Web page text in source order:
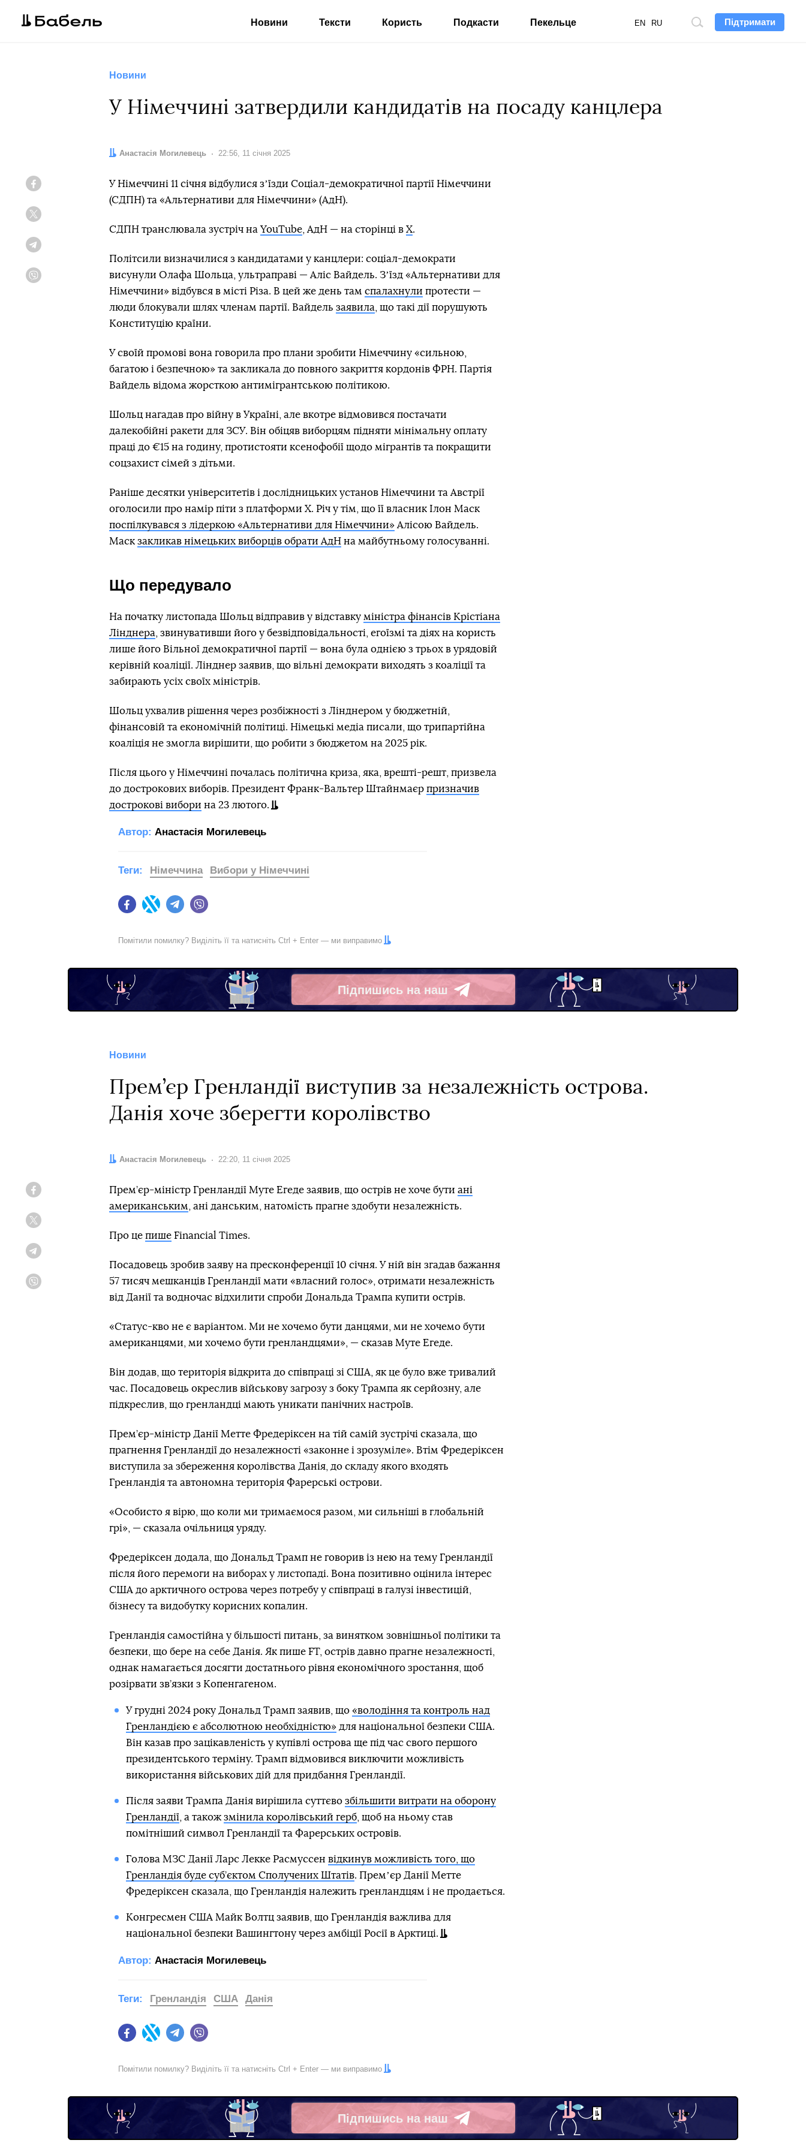
Підтримати
Пошук
EN RU
Новини Тексти Користь Подкасти Пекельце
Новини
У Німеччині затвердили кандидатів на посаду канцлера
Автор:
Анастасія Могилевець Дата:
22:56, 11 січня 2025
У Німеччині 11 січня відбулися зʼїзди Соціал-демократичної партії Німеччини
(СДПН) та «Альтернативи для Німеччини» (АдН).
СДПН транслювала зустріч на YouTube , АдН — на сторінці в X.
Політсили визначилися з кандидатами у канцлери: соціал-демократи
висунули Олафа Шольца, ультраправі — Аліс Вайдель. Зʼїзд «Альтернативи для
Німеччини» відбувся в місті Різа. В цей же день там спалахнули протести —
люди блокували шлях членам партії. Вайдель заявила , що такі дії порушують
Конституцію країни.
У своїй промові вона говорила про плани зробити Німеччину «сильною,
багатою і безпечною» та закликала до повного закриття кордонів ФРН. Партія
Вайдель відома жорсткою антимігрантською політикою.
Шольц нагадав про війну в Україні, але вкотре відмовився постачати
далекобійні ракети для ЗСУ. Він обіцяв виборцям підняти мінімальну оплату
праці до €15 на годину, протистояти ксенофобії щодо мігрантів та покращити
соцзахист сімей з дітьми.
Раніше десятки університетів і дослідницьких установ Німеччини та Австрії
оголосили про намір піти з платформи X. Річ у тім, що її власник Ілон Маск
поспілкувався з лідеркою «Альтернативи для Німеччини» Алісою Вайдель.
Маск закликав німецьких виборців обрати АдН на майбутньому голосуванні.
Що передувало
На початку листопада Шольц відправив у відставку міністра фінансів Крістіана
Лінднера , звинувативши його у безвідповідальності, егоїзмі та діях на користь
лише його Вільної демократичної партії — вона була однією з трьох в урядовій
керівній коаліції. Лінднер заявив, що вільні демократи виходять з коаліції та
забирають усіх своїх міністрів.
Шольц ухвалив рішення через розбіжності з Лінднером у бюджетній,
фінансовій та економічній політиці. Німецькі медіа писали, що трипартійна
коаліція не змогла вирішити, що робити з бюджетом на 2025 рік.
Після цього у Німеччині почалась політична криза, яка, врешті-решт, призвела
до дострокових виборів. Президент Франк-Вальтер Штайнмаєр призначив
дострокові вибори на 23 лютого.
Автор: Анастасія Могилевець
FacebookTwitter Telegram
Теги: Німеччина Вибори у Німеччині
Помітили помилку? Виділіть її та натисніть Ctrl + Enter — ми виправимо
Підпишись на наш
Telegram
Новини
Прем’єр Гренландії виступив за незалежність острова.
Данія хоче зберегти королівство
Автор:
Анастасія Могилевець Дата:
22:20, 11 січня 2025
Прем’єр-міністр Гренландії Муте Егеде заявив, що острів не хоче бути ані
американським , ані данським, натомість прагне здобути незалежність.
Про це пише Financial Times.
Посадовець зробив заяву на пресконференції 10 січня. У ній він згадав бажання
57 тисяч мешканців Гренландії мати «власний голос», отримати незалежність
від Данії та водночас відхилити спроби Дональда Трампа купити острів.
«Статус-кво не є варіантом. Ми не хочемо бути данцями, ми не хочемо бути
американцями, ми хочемо бути гренландцями», — сказав Муте Егеде.
Він додав, що територія відкрита до співпраці зі США, як це було вже тривалий
час. Посадовець окреслив військову загрозу з боку Трампа як серйозну, але
підкреслив, що гренландці мають уникати панічних настроїв.
Прем’єр-міністр Данії Метте Фредеріксен на тій самій зустрічі сказала, що
прагнення Гренландії до незалежності «законне і зрозуміле». Втім Фредеріксен
виступила за збереження королівства Данія, до складу якого входять
Гренландія та автономна територія Фарерські острови.
«Особисто я вірю, що коли ми тримаємося разом, ми сильніші в глобальній
грі», — сказала очільниця уряду.
Фредеріксен додала, що Дональд Трамп не говорив із нею на тему Гренландії
після його перемоги на виборах у листопаді. Вона позитивно оцінила інтерес
США до арктичного острова через потребу у співпраці в галузі інвестицій,
бізнесу та видобутку корисних копалин.
Гренландія самостійна у більшості питань, за винятком зовнішньої політики та
безпеки, що бере на себе Данія. Як пише FT, острів давно прагне незалежності,
однак намагається досягти достатнього рівня економічного зростання, щоб
розірвати зв’язки з Копенгагеном.
У грудні 2024 року Дональд Трамп заявив, що «володіння та контроль над
Гренландією є абсолютною необхідністю»для національної безпеки США.
Він казав про зацікавленість у купівлі острова ще під час свого першого
президентського терміну. Трамп відмовився виключити можливість
використання військових дій для придбання Гренландії.
Після заяви Трампа Данія вирішила суттєво збільшити витрати на оборону
Гренландії , а також змінила королівський герб, щоб на ньому став
помітніший символ Гренландії та Фарерських островів.
Голова МЗС Данії Ларс Лекке Расмуссен відкинув можливість того, що
Гренландія буде суб’єктом Сполучених Штатів. Премʼєр Данії Метте
Фредеріксен сказала, що Гренландія належить гренландцям і не продається.
Конгресмен США Майк Волтц заявив, що Гренландія важлива для
національної безпеки Вашингтону через амбіції Росії в Арктиці.
Автор: Анастасія Могилевець
FacebookTwitter Telegram
Теги: Гренландія США Данія
Помітили помилку? Виділіть її та натисніть Ctrl + Enter — ми виправимо
Підпишись на наш
Telegram